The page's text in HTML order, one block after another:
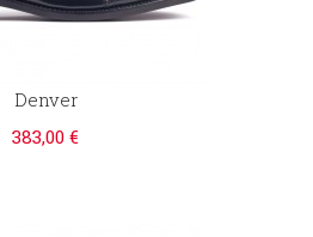
Denver
383,00 €